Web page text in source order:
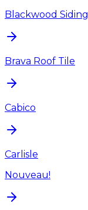
Blackwood Siding
Brava Roof Tile
Cabico
Carlisle
Nouveau!